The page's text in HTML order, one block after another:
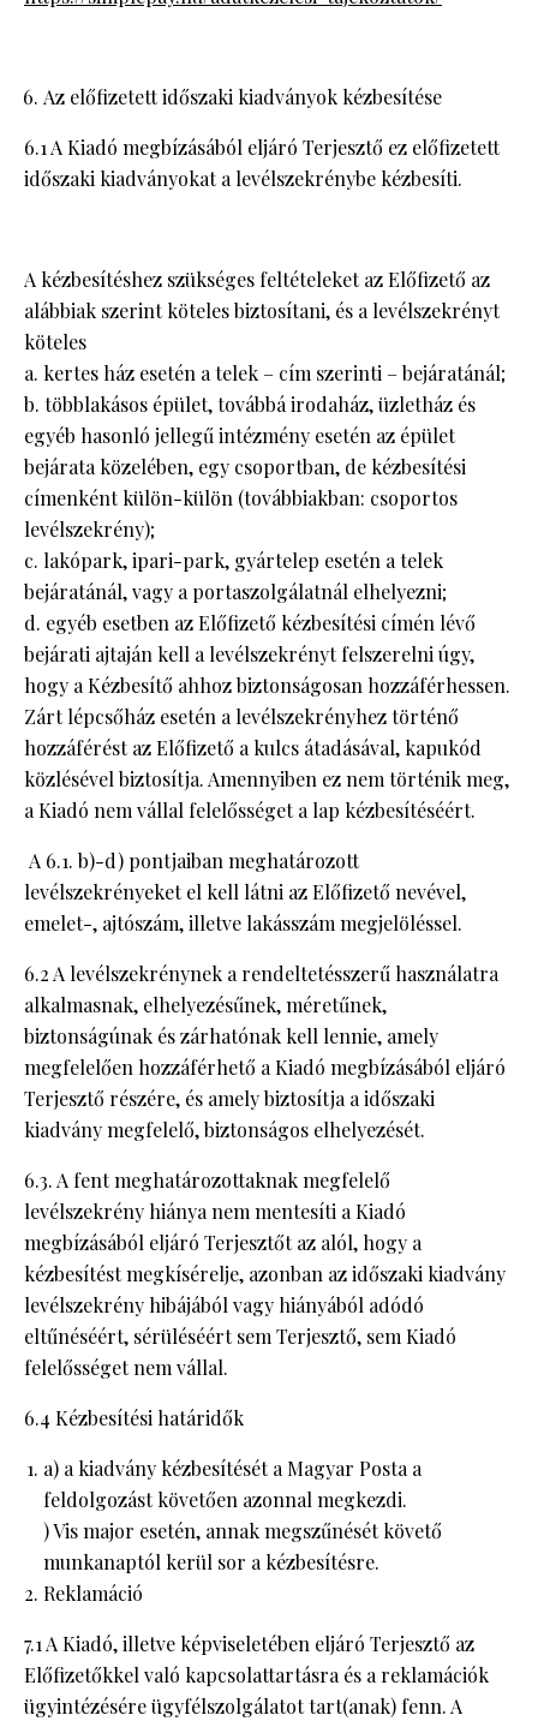
Az előfizetett időszaki kiadványok kézbesítése
6.1 A Kiadó megbízásából eljáró Terjesztő ez előfizetett
időszaki kiadványokat a levélszekrénybe kézbesíti.
A kézbesítéshez szükséges feltételeket az Előfizető az
alábbiak szerint köteles biztosítani, és a levélszekrényt
köteles
a. kertes ház esetén a telek – cím szerinti – bejáratánál;
b. többlakásos épület, továbbá irodaház, üzletház és
egyéb hasonló jellegű intézmény esetén az épület
bejárata közelében, egy csoportban, de kézbesítési
címenként külön-külön (továbbiakban: csoportos
levélszekrény);
c. lakópark, ipari-park, gyártelep esetén a telek
bejáratánál, vagy a portaszolgálatnál elhelyezni;
d. egyéb esetben az Előfizető kézbesítési címén lévő
bejárati ajtaján kell a levélszekrényt felszerelni úgy,
hogy a Kézbesítő ahhoz biztonságosan hozzáférhessen.
Zárt lépcsőház esetén a levélszekrényhez történő
hozzáférést az Előfizető a kulcs átadásával, kapukód
közlésével biztosítja. Amennyiben ez nem történik meg,
a Kiadó nem vállal felelősséget a lap kézbesítéséért.
A 6.1. b)-d) pontjaiban meghatározott
levélszekrényeket el kell látni az Előfizető nevével,
emelet-, ajtószám, illetve lakásszám megjelöléssel.
6.2 A levélszekrénynek a rendeltetésszerű használatra
alkalmasnak, elhelyezésűnek, méretűnek,
biztonságúnak és zárhatónak kell lennie, amely
megfelelően hozzáférhető a Kiadó megbízásából eljáró
Terjesztő részére, és amely biztosítja a időszaki
kiadvány megfelelő, biztonságos elhelyezését.
6.3. A fent meghatározottaknak megfelelő
levélszekrény hiánya nem mentesíti a Kiadó
megbízásából eljáró Terjesztőt az alól, hogy a
kézbesítést megkísérelje, azonban az időszaki kiadvány
levélszekrény hibájából vagy hiányából adódó
eltűnéséért, sérüléséért sem Terjesztő, sem Kiadó
felelősséget nem vállal.
6.4 Kézbesítési határidők
a) a kiadvány kézbesítését a Magyar Posta a
feldolgozást követően azonnal megkezdi.
) Vis major esetén, annak megszűnését követő
munkanaptól kerül sor a kézbesítésre.
Reklamáció
7.1 A Kiadó, illetve képviseletében eljáró Terjesztő az
Előfizetőkkel való kapcsolattartásra és a reklamációk
ügyintézésére ügyfélszolgálatot tart(anak) fenn. A